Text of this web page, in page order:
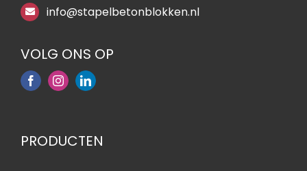
info@stapelbetonblokken.nl
VOLG ONS OP
PRODUCTEN